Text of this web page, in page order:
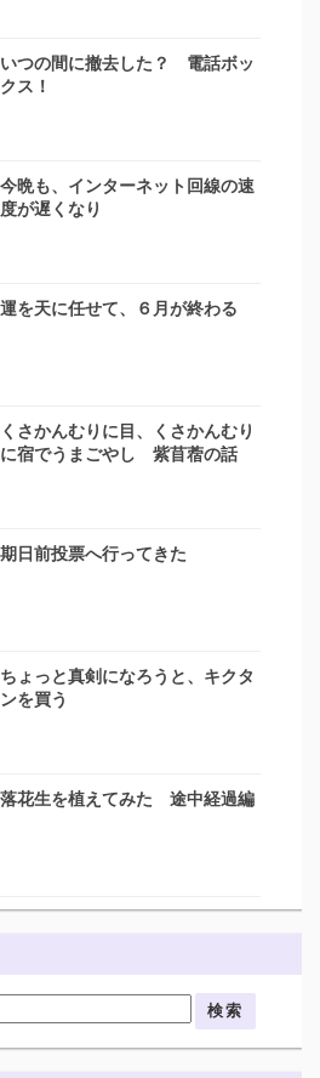
いつの間に撤去した？ 電話ボッ
クス！
今晩も、インターネット回線の速
度が遅くなり
運を天に任せて、６月が終わる
くさかんむりに目、くさかんむり
に宿でうまごやし 紫苜蓿の話
期日前投票へ行ってきた
ちょっと真剣になろうと、キクタ
ンを買う
落花生を植えてみた 途中経過編